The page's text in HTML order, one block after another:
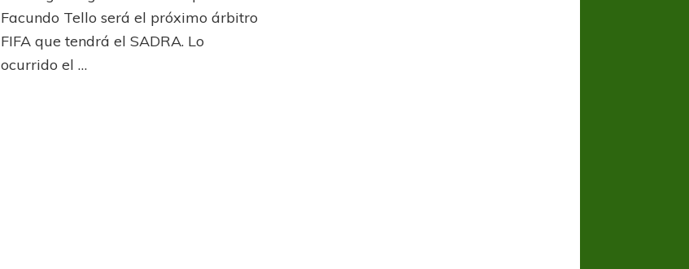
Facundo Tello será el próximo árbitro
FIFA que tendrá el SADRA. Lo
ocurrido el …